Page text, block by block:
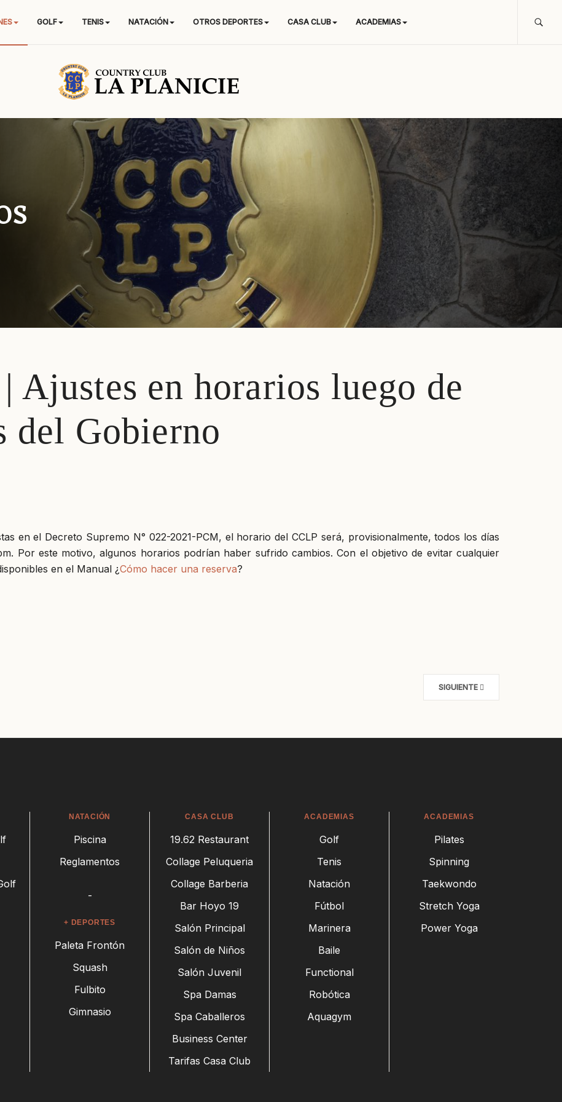
GOLF TENIS NATACIÓN OTROS DEPORTES CASA CLUB ACADEMIAS
Ajustes en horarios luego de
del Gobierno
en el Decreto Supremo N° 022-2021-PCM, el horario del CCLP será, provisionalmente, todos los días
Por este motivo, algunos horarios podrían haber sufrido cambios. Con el objetivo de evitar cualquier
en el Manual ¿Cómo hacer una reserva?
SIGUIENTE
NATACIÓN
Piscina
Reglamentos
-
+ DEPORTES
Paleta Frontón
Squash
Fulbito
Gimnasio
CASA CLUB
19.62 Restaurant
Collage Peluqueria
Collage Barberia
Bar Hoyo 19
Salón Principal
Salón de Niños
Salón Juvenil
Spa Damas
Spa Caballeros
Business Center
Tarifas Casa Club
ACADEMIAS
Golf
Tenis
Natación
Fútbol
Marinera
Baile
Functional
Robótica
Aquagym
ACADEMIAS
Pilates
Spinning
Taekwondo
Stretch Yoga
Power Yoga